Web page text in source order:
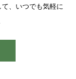
、いつでも気軽に